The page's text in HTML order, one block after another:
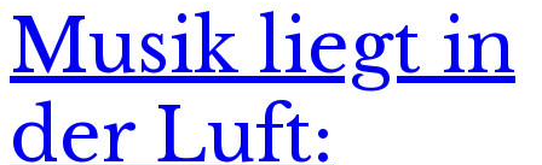
Musik liegt in
der Luft: